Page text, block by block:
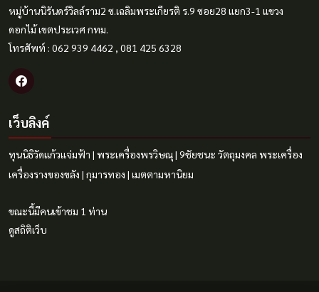
หมู่บ้านนิรันดร์วิลล์ราม2 ซ.เฉลิมพระเกียรติ ร.9 ซอย28 แยก3-1 แขวง
ดอกไม้ เขตประเวศ กทม.
โทรศัพท์ : 062 939 4462 , 081 425 6328
เว็บลิงค์
ทุนนิธิวัดแก้วแจ่มฟ้า | พระเครื่องพรวิษณุ| 9ชัยชนะ วัตถุมงคล พระเครื่อง
เครื่องรางของขลัง | กุมารทอง | เมตตามหานิยม
ขณะนี้มีคนเข้าชม 1 ท่าน
ดูสถิติเว็บ